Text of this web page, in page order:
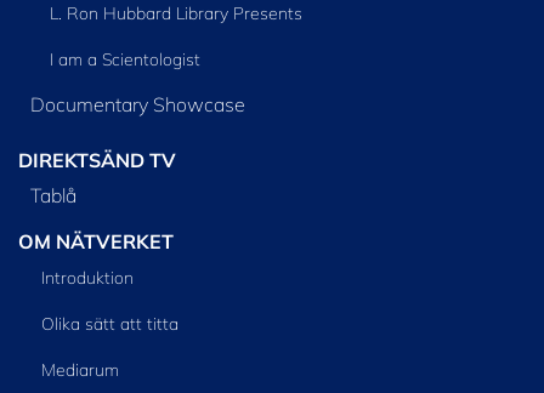
L. Ron Hubbard Library Presents
I am a Scientologist
Documentary Showcase
DIREKTSÄND TV
Tablå
OM NÄTVERKET
Introduktion
Olika sätt att titta
Mediarum